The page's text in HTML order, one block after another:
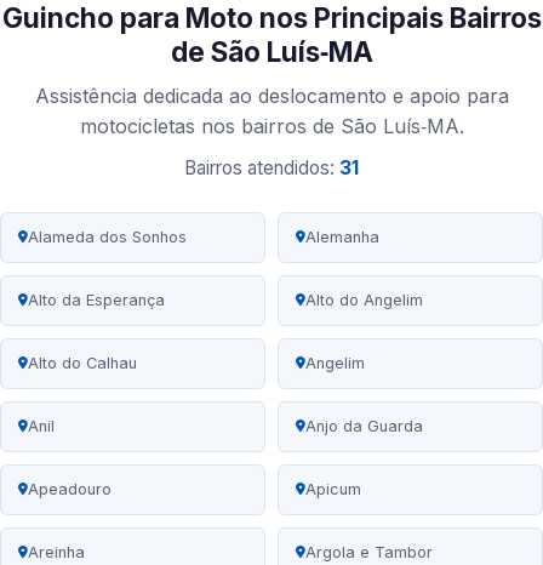
Guincho para Moto nos Principais Bairros
de São Luís‑MA
Assistência dedicada ao deslocamento e apoio para
motocicletas nos bairros de São Luís‑MA.
Bairros atendidos: 31
Alameda dos Sonhos Alemanha
Alto da Esperança Alto do Angelim
Alto do Calhau Angelim
Anil Anjo da Guarda
Apeadouro Apicum
Areinha Argola e Tambor